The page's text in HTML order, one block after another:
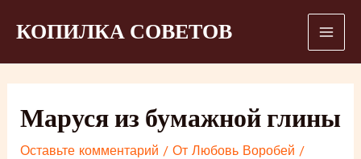
КОПИЛКА СОВЕТОВ
Маруся из бумажной глины
Оставьте комментарий / От Любовь Воробей /